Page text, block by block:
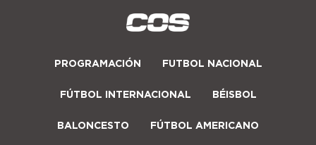
PROGRAMACIÓN FUTBOL NACIONAL
FÚTBOL INTERNACIONAL BÉISBOL
BALONCESTO FÚTBOL AMERICANO